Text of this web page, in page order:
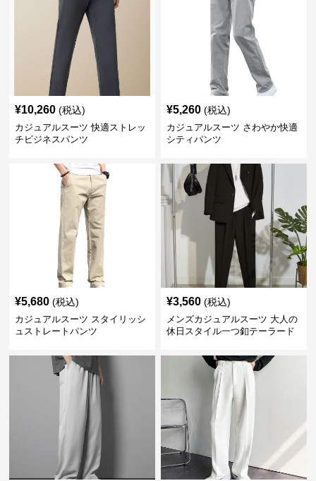
¥10,260 (税込)
カジュアルスーツ 快適ストレッ
チビジネスパンツ
¥5,260 (税込)
カジュアルスーツ さわやか快適
シティパンツ
¥5,680 (税込)
カジュアルスーツ スタイリッシ
ュストレートパンツ
¥3,560 (税込)
メンズカジュアルスーツ 大人の
休日スタイル一つ釦テーラード